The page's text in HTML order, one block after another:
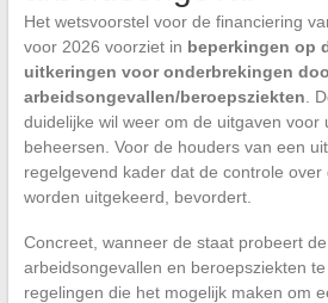
Het wetsvoorstel voor de financiering
voor 2026 voorziet in beperkingen op
uitkeringen voor onderbrekingen
arbeidsongevallen/beroepsziekten .
duidelijke wil weer om de uitgaven voor
beheersen. Voor de houders van een
regelgevend kader dat de controle over
worden uitgekeerd, bevordert.
Concreet, wanneer de staat probeert
arbeidsongevallen en beroepsziekten
regelingen die het mogelijk maken om